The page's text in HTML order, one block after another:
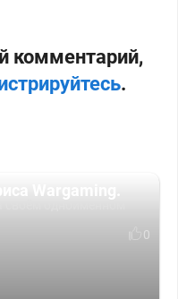
комментарий,
.
0